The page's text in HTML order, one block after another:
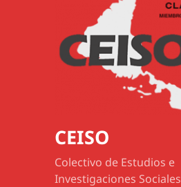
CEISO
Colectivo de Estudios e
Investigaciones Sociales